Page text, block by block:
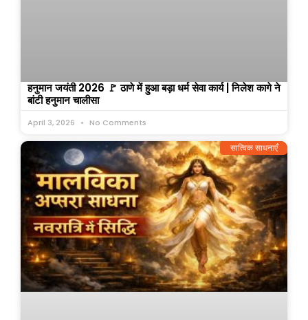
हनुमान जयंती 2026 🚩 ठाणे में हुआ बड़ा धर्म सेवा कार्य | निलेश कागे ने
बांटी हनुमान चालीसा
April 3, 2026 No Comments
सात्विक साधनाएँ